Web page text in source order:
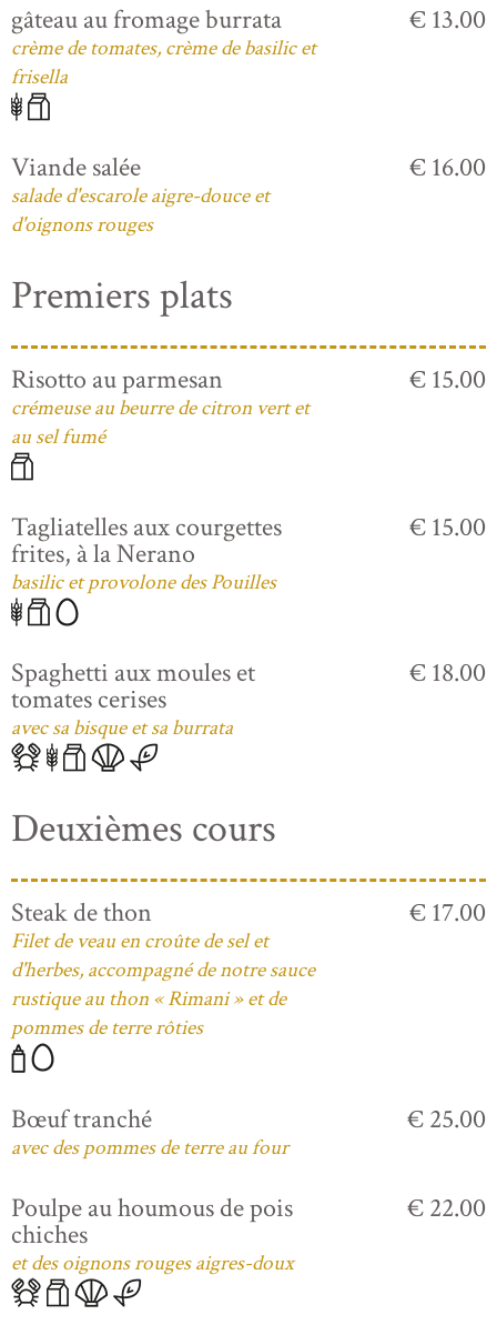
gâteau au fromage burrata
crème de tomates, crème de basilic et
frisella
€ 13.00
Viande salée
salade d'escarole aigre-douce et
d'oignons rouges
€ 16.00
Premiers plats
Risotto au parmesan
crémeuse au beurre de citron vert et
au sel fumé
€ 15.00
Tagliatelles aux courgettes
frites, à la Nerano
basilic et provolone des Pouilles
€ 15.00
Spaghetti aux moules et
tomates cerises
avec sa bisque et sa burrata
€ 18.00
Deuxièmes cours
Steak de thon
Filet de veau en croûte de sel et
d'herbes, accompagné de notre sauce
rustique au thon « Rimani » et de
pommes de terre rôties
€ 17.00
Bœuf tranché
avec des pommes de terre au four
€ 25.00
Poulpe au houmous de pois
chiches
et des oignons rouges aigres-doux
€ 22.00